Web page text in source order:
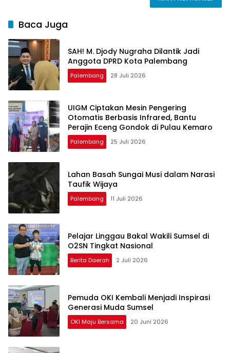
Baca Juga
SAH! M. Djody Nugraha Dilantik Jadi
Anggota DPRD Kota Palembang
Palembang 28 Juli 2026
UIGM Ciptakan Mesin Pengering
Otomatis Berbasis Infrared, Bantu
Perajin Eceng Gondok di Pulau Kemaro
Palembang 25 Juli 2026
Lahan Basah Sungai Musi dalam Narasi
Taufik Wijaya
Palembang 11 Juli 2026
Pelajar Linggau Bakal Wakili Sumsel di
O2SN Tingkat Nasional
Berita Daerah 2 Juli 2026
Pemuda OKI Kembali Menjadi Inspirasi
Generasi Muda Sumsel
OKI Maju Bersama 20 Juni 2026